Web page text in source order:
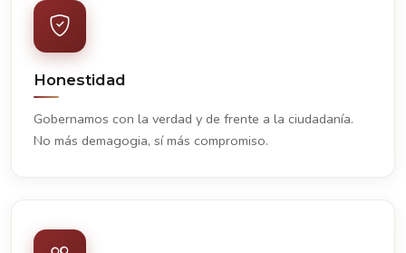
Honestidad
Gobernamos con la verdad y de frente a la ciudadanía.
No más demagogia, sí más compromiso.